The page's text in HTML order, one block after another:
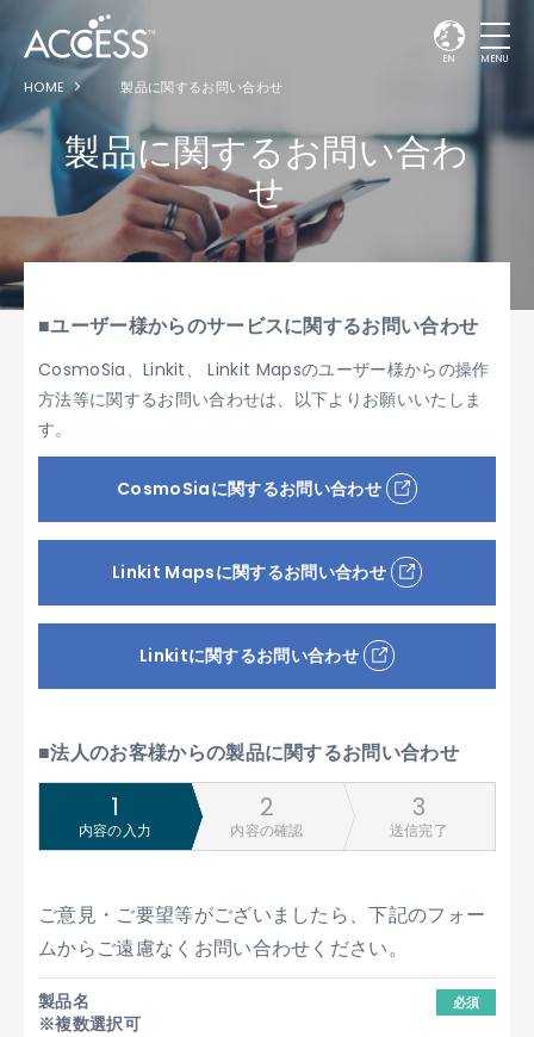
EN MENU
HOME 製品に関するお問い合わせ
製品に関するお問い合わ
せ
■ユーザー様からのサービスに関するお問い合わせ
CosmoSia、Linkit、 Linkit Mapsのユーザー様からの操作
方法等に関するお問い合わせは、以下よりお願いいたしま
す。
CosmoSiaに関するお問い合わせ
Linkit Mapsに関するお問い合わせ
Linkitに関するお問い合わせ
■法人のお客様からの製品に関するお問い合わせ
内容の入力 内容の確認 送信完了
ご意見・ご要望等がございましたら、下記のフォー
ムからご遠慮なくお問い合わせください。
製品名
※複数選択可
必須